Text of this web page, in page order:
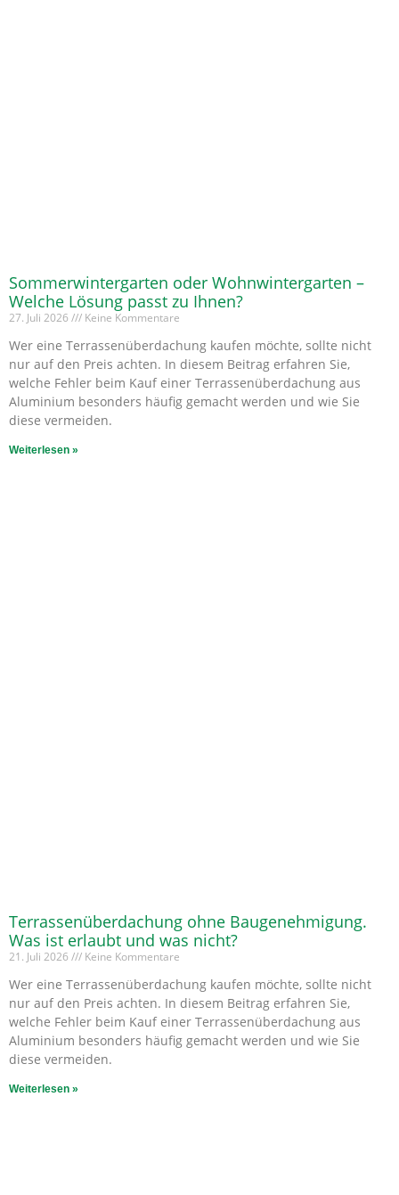
Sommerwintergarten oder Wohnwintergarten –
Welche Lösung passt zu Ihnen?
27. Juli 2026 Keine Kommentare
Wer eine Terrassenüberdachung kaufen möchte, sollte nicht
nur auf den Preis achten. In diesem Beitrag erfahren Sie,
welche Fehler beim Kauf einer Terrassenüberdachung aus
Aluminium besonders häufig gemacht werden und wie Sie
diese vermeiden.
Weiterlesen »
Terrassenüberdachung ohne Baugenehmigung.
Was ist erlaubt und was nicht?
21. Juli 2026 Keine Kommentare
Wer eine Terrassenüberdachung kaufen möchte, sollte nicht
nur auf den Preis achten. In diesem Beitrag erfahren Sie,
welche Fehler beim Kauf einer Terrassenüberdachung aus
Aluminium besonders häufig gemacht werden und wie Sie
diese vermeiden.
Weiterlesen »